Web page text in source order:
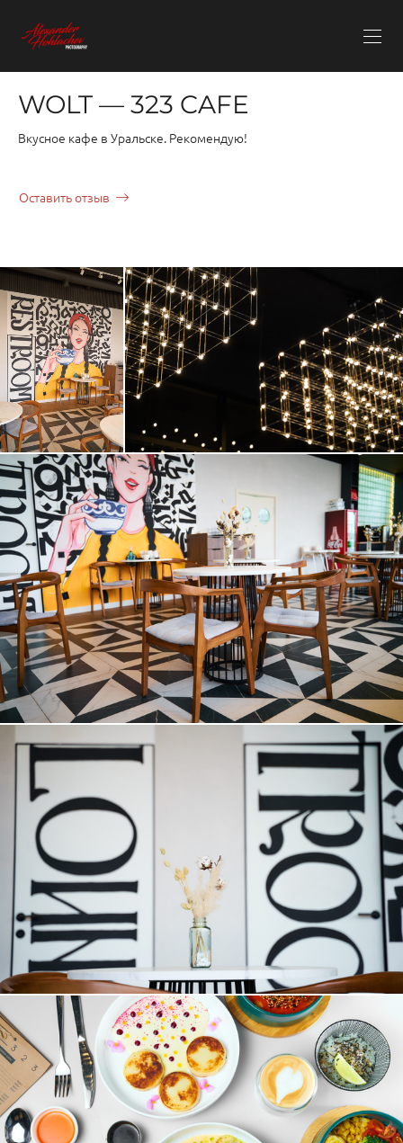
WOLT — 323 CAFE
Вкусное кафе в Уральске. Рекомендую!
Оставить отзыв